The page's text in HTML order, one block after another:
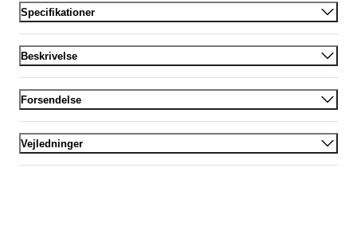
Specifikationer
Beskrivelse
Forsendelse
Vejledninger